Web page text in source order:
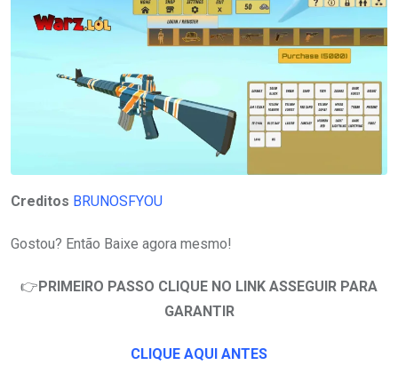
Creditos BRUNOSFYOU
Gostou? Então Baixe agora mesmo!
👉PRIMEIRO PASSO CLIQUE NO LINK ASSEGUIR PARA
GARANTIR
CLIQUE AQUI ANTES